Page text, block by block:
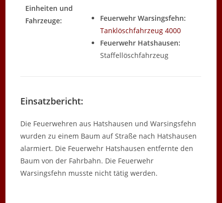
Einheiten und
Fahrzeuge:
Feuerwehr Warsingsfehn:
Tanklöschfahrzeug 4000
Feuerwehr Hatshausen:
Staffellöschfahrzeug
Einsatzbericht:
Die Feuerwehren aus Hatshausen und Warsingsfehn
wurden zu einem Baum auf Straße nach Hatshausen
alarmiert. Die Feuerwehr Hatshausen entfernte den
Baum von der Fahrbahn. Die Feuerwehr
Warsingsfehn musste nicht tätig werden.